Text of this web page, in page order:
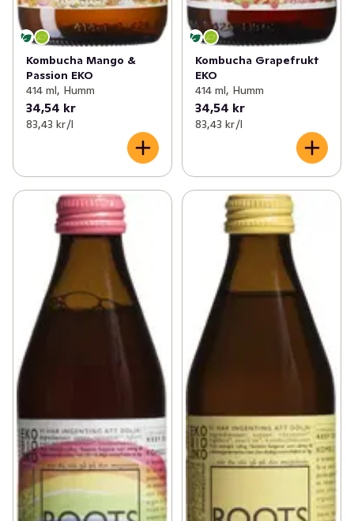
Kombucha Mango &
Passion EKO
414 ml, Humm
34,54 kr
83,43 kr /l
Kombucha Grapefrukt
EKO
414 ml, Humm
34,54 kr
83,43 kr /l